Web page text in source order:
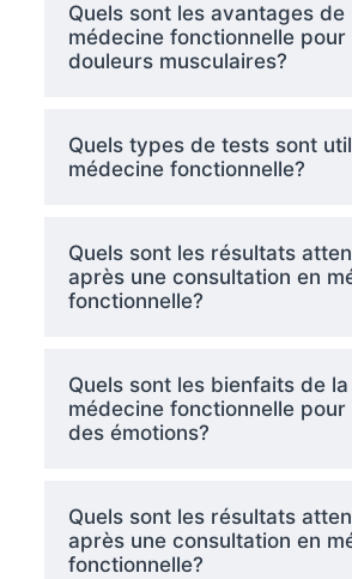
Quels sont les avantages de
médecine fonctionnelle pour
douleurs musculaires?
Quels types de tests sont
médecine fonctionnelle?
Quels sont les résultats
après une consultation en
fonctionnelle?
Quels sont les bienfaits de la
médecine fonctionnelle pour
des émotions?
Quels sont les résultats
après une consultation en
fonctionnelle?